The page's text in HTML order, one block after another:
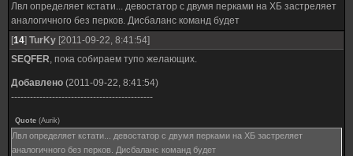
Лвл определяет кстати... девостатор с двумя перками на ХБ застреляет
аналогичного без перков. Дисбаланс команд будет
[14] TurKy [2011-09-22, 8:41:54]
SEQFER, пока собираем тупо желающих.
Добавлено (2011-09-22, 8:41:54)
---------------------------------------------
Quote (Aurik)
Лвл определяет кстати... девостатор с двумя перками на ХБ застреляет
аналогичного без перков. Дисбаланс команд будет